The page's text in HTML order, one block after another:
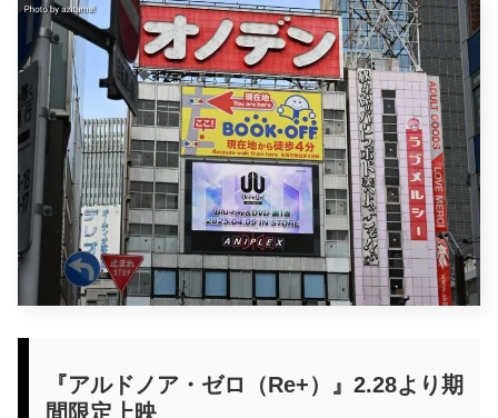
『アルドノア・ゼロ（Re+）』2.28より期
間限定上映